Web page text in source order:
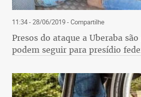
11:34 - 28/06/2019- Compartilhe
Presos do ataque a Uberaba
podem seguir para presídio